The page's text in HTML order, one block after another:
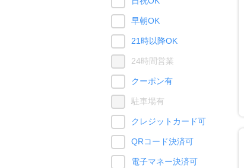
早朝OK
21時以降OK
24時間営業
クーポン有
駐車場有
クレジットカード可
QRコード決済可
電子マネー決済可